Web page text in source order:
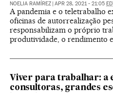
NOELIA RAMÍREZ APR 28, 2021 - 21:05
A pandemia e o teletrabalho
oficinas de autorrealização
responsabilizam o próprio
produtividade, o rendimento
Viver para trabalhar: a
consultoras, grandes